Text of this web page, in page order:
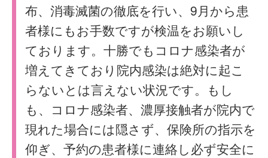
布、消毒滅菌の徹底を行い、9月から患
者様にもお手数ですが検温をお願いし
ております。十勝でもコロナ感染者が
増えてきており院内感染は絶対に起こ
らないとは言えない状況です。もし
も、コロナ感染者、濃厚接触者が院内で
現れた場合には隠さず、保険所の指示を
仰ぎ、予約の患者様に連絡し必ず安全に